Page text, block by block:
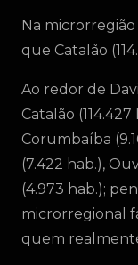
Na
que Catalão
Ao redor de
Catalão
Corumbaíba
(7.422 hab.),
(4.973 hab.);
microrregional
quem